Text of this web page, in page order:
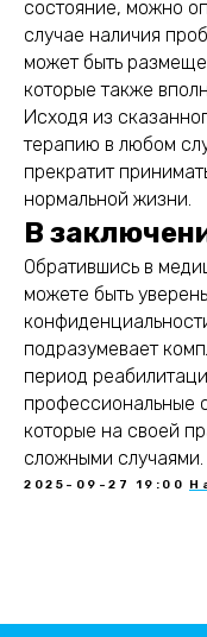
состояние, можно
случае наличия
может быть
которые также
Исходя из
терапию в любом
прекратит
нормальной жизни.
В
Обратившись в
можете быть
подразумевает
период
профессиональные
которые на своей
сложными случаями.
2025-09-27 19:00